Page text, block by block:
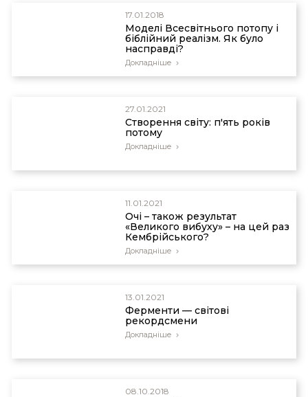
Humphreys, D.R. "Good news from Neptune: The
Voyager II Magnetic Measurements," Creation
Research Society Quarterly (1990), in press.
Parker, E.N. "Magnetic fields in the cosmos,"
EOS, 62 (21 April 1981), 161-163. See also Reference
Bagenal, F. "The emptiest magnetosphere,"
17.01.2018
Моделі Всесвітнього потопу і
біблійний реалізм. Як було
насправді?
Докладніше
27.01.2021
Cтворення світу: п'ять років
потому
Докладніше
11.01.2021
Очі – також результат
«Великого вибуху» – на цей раз
Кембрійського?
Докладніше
13.01.2021
Ферменти — світові
рекордсмени
Докладніше
08.10.2018